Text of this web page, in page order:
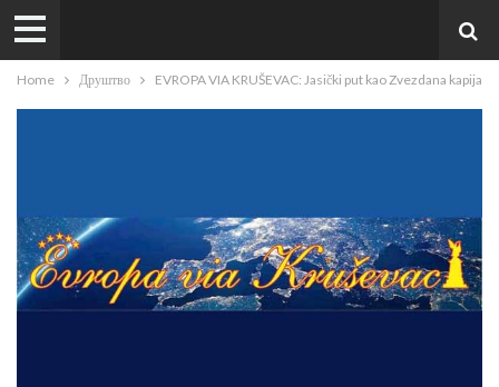
Home Друштво EVROPA VIA KRUŠEVAC: Jasički put kao Zvezdana kapija